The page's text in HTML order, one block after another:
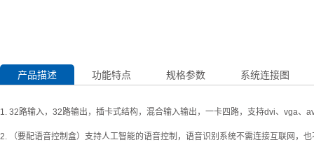
产品描述 功能特点 规格参数 系统连接图
1. 32路输入，32路输出，插卡式结构，混合输入输出，一卡四路，支持dvi、vga
2. （要配语音控制盒）支持人工智能的语音控制，语音识别系统不需连接互联网，